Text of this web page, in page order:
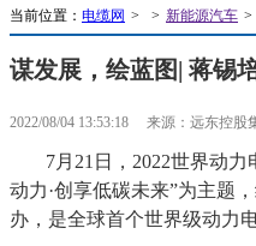
当前位置： 电缆网 > > 新能源汽车 >
谋发展，绘蓝图| 蒋锡
2022/08/04 13:53:18 来源：远东控股
7月21日，2022世界动
动力·创享低碳未来”为主题
办，是全球首个世界级动力